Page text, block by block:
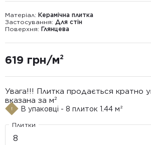
Матеріал: Керамічна плитка
Застосування: Для стін
Поверхня: Глянцева
619 грн/м²
Увага!!! Плитка продається кратно
вказана за м²
В упаковці - 8 плиток 1.44 м²
Плитки